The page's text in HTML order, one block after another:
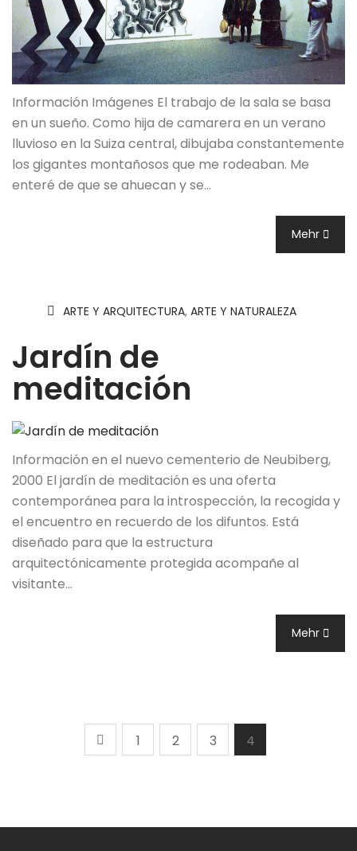
Información Imágenes El trabajo de la sala se basa
en un sueño. Como hija de camarera en un verano
lluvioso en la Suiza central, dibujaba constantemente
los gigantes montañosos que me rodeaban. Me
enteré de que se ahuecan y se…
Mehr
ARTE Y ARQUITECTURA, ARTE Y NATURALEZA
Jardín de
meditación
Información en el nuevo cementerio de Neubiberg,
2000 El jardín de meditación es una oferta
contemporánea para la introspección, la recogida y
el encuentro en recuerdo de los difuntos. Está
diseñado para que la estructura
arquitectónicamente protegida acompañe al
visitante…
Mehr
1 2 3 4